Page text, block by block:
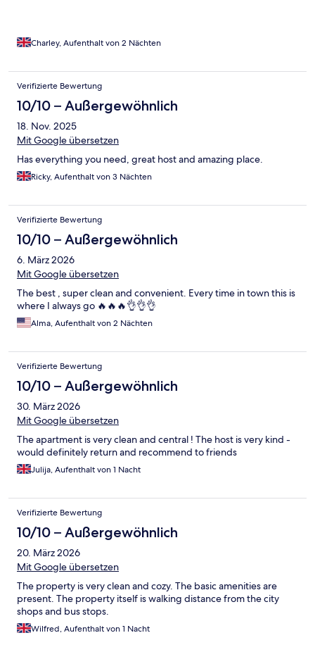
Charley, Aufenthalt von 2 Nächten
Verifizierte Bewertung
10/10 – Außergewöhnlich
18. Nov. 2025
Mit Google übersetzen
Has everything you need, great host and amazing place.
Ricky, Aufenthalt von 3 Nächten
Verifizierte Bewertung
10/10 – Außergewöhnlich
6. März 2026
Mit Google übersetzen
The best , super clean and convenient. Every time in town this is
where I always go 🔥🔥🔥👌👌👌
Alma, Aufenthalt von 2 Nächten
Verifizierte Bewertung
10/10 – Außergewöhnlich
30. März 2026
Mit Google übersetzen
The apartment is very clean and central ! The host is very kind -
would definitely return and recommend to friends
Julija, Aufenthalt von 1 Nacht
Verifizierte Bewertung
10/10 – Außergewöhnlich
20. März 2026
Mit Google übersetzen
The property is very clean and cozy. The basic amenities are
present. The property itself is walking distance from the city
shops and bus stops.
Wilfred, Aufenthalt von 1 Nacht